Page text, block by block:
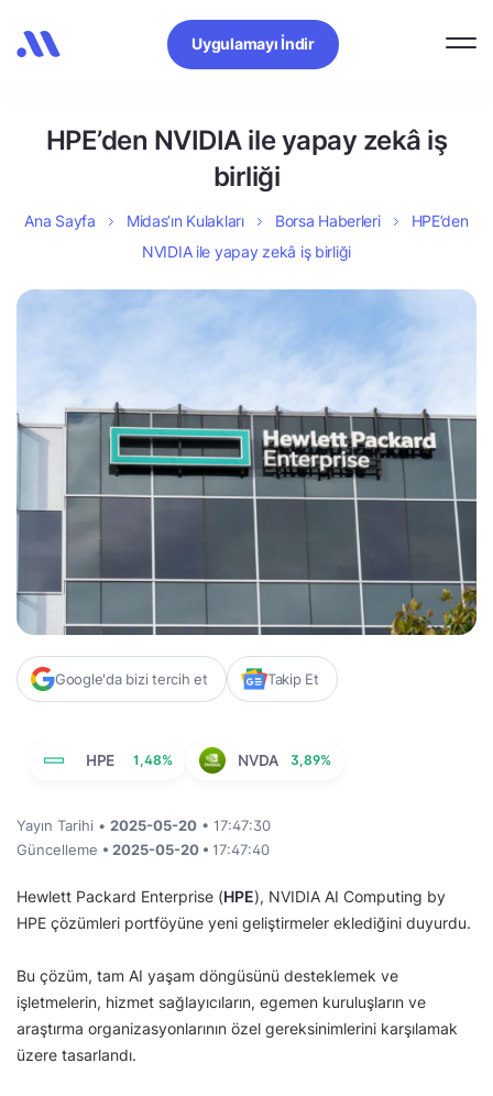
Uygulamayı İndir
HPE’den NVIDIA ile yapay zekâ iş
birliği
Ana Sayfa Midas’ın Kulakları Borsa Haberleri
HPE’den
NVIDIA ile yapay zekâ iş birliği
Google'da bizi tercih et Takip Et
HPE 1,48% NVDA 3,89%
Yayın Tarihi • 2025-05-20 • 17:47:30
Güncelleme • 2025-05-20 • 17:47:40
Hewlett Packard Enterprise (HPE), NVIDIA AI Computing by
HPE çözümleri portföyüne yeni geliştirmeler eklediğini duyurdu.
Bu çözüm, tam AI yaşam döngüsünü desteklemek ve
işletmelerin, hizmet sağlayıcıların, egemen kuruluşların ve
araştırma organizasyonlarının özel gereksinimlerini karşılamak
üzere tasarlandı.